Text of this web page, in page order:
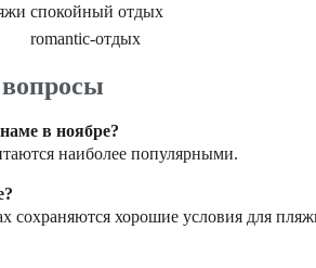
спокойный отдых
romantic-отдых
в ноябре?
наиболее популярными.
сохраняются хорошие условия для